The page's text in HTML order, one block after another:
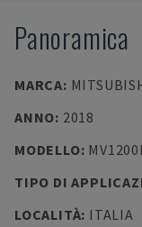
Panoramica
MARCA:
ANNO: 2018
MODELLO:
TIPO DI
LOCALITÀ: ITALIA